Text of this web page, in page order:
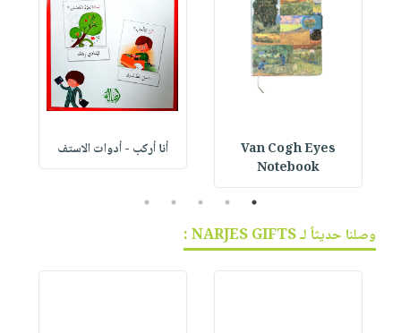
Van Cogh Eyes
Notebook
أنا أركب - أدوات الاستف
1
2
3
4
5
وصلنا حديثاً لـ NARJES GIFTS :